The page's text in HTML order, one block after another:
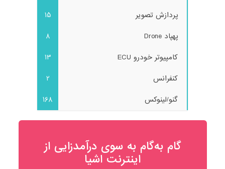
پردازش تصویر
15
پهپاد Drone
8
کامپیوتر خودرو ECU
13
کنفرانس
2
گنو/لینوکس
168
گام به‌گام به‌ سوی درآمدزایی از
اینترنت اشیا